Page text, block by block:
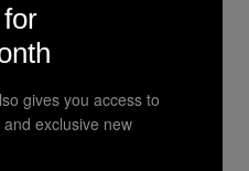
schnell. Eine
überall, aber
gives you access to
exclusive new